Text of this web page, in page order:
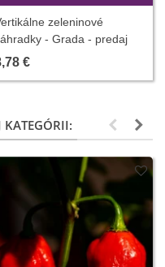
zeleninové
- Grada - predaj
- 1 ks
€
KATEGÓRII: